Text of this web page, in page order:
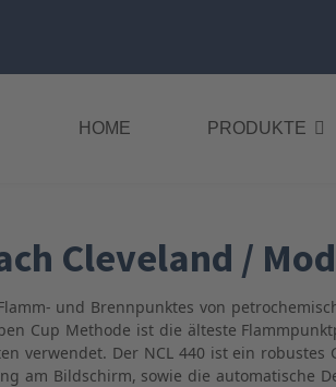
HOME PRODUKTE
Cleveland /
und Brennpunktes von
Cup Methode ist die älteste
verwendet. Der NCL 440 ist ein
am Bildschirm, sowie die automatische